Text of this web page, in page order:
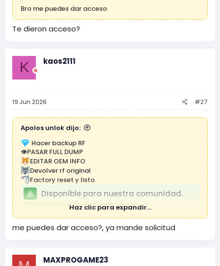
Bro me puedes dar acceso
Te dieron acceso?
K kaos2111
19 Jun 2026 #27
Apolos unlok dijo:
Hacer backup RF
👁PASAR FULL DUMP
EDITAR OEM INFO
Devolver rf original
Factory reset y listo
Disponible para nuestra comunidad.
Conéctate o regístrate ahora.
Haz clic para expandir...
me puedes dar acceso?, ya mande solicitud
MAXPROGAME23